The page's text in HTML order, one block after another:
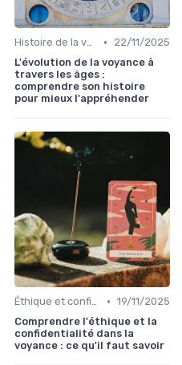
Histoire de la voyance •
22/11/2025
L'évolution de la voyance à
travers les âges :
comprendre son histoire
pour mieux l'appréhender
Éthique et confidentialité • 19/11/2025
Comprendre l'éthique et la
confidentialité dans la
voyance : ce qu'il faut savoir